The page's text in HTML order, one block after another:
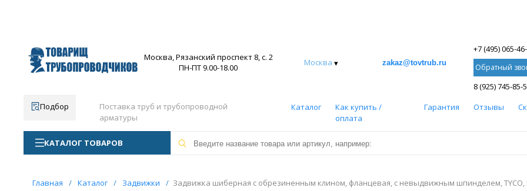
Москва, Рязанский проспект 8, с. 2
ПН-ПТ 9.00-18.00
Москва ▾ zakaz@tovtrub.ru
+7 (495) 065-
Обратный
8 (925) 745-85-
Подбор
Поставка труб и трубопроводной
арматуры
Каталог
Как купить /
оплата
Гарантия Отзывы
КАТАЛОГ ТОВАРОВ
Главная / Каталог / Задвижки / Задвижка шиберная с обрезиненным клином, фланцевая, с невыдвижным шпинделем, TYCO,